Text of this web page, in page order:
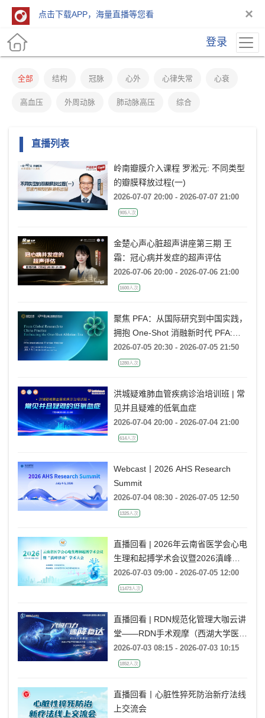
点击下载APP，海量直播等您看 ×
登录
全部 结构 冠脉 心外 心律失常 心衰
高血压 外周动脉 肺动脉高压 综合
直播列表
岭南瓣膜介入课程 罗淞元: 不同类型
的瓣膜释放过程(一)
2026-07-07 20:00 - 2026-07-07 21:00
905人次
金楚心声心脏超声讲座第三期 王
霜：冠心病并发症的超声评估
2026-07-06 20:00 - 2026-07-06 21:00
1600人次
聚焦 PFA：从国际研究到中国实践，
拥抱 One-Shot 消融新时代 PFA:
From Global Research to China
Practice, Embracing the One-Shot
题会
2026-07-05 20:30 - 2026-07-05 21:50
1280人次
洪城疑难肺血管疾病诊治培训班 | 常
见并且疑难的低氧血症
2026-07-04 20:00 - 2026-07-04 21:00
614人次
Webcast丨2026 AHS Research
Summit
2026-07-04 08:30 - 2026-07-05 12:50
1325人次
直播回看 | 2026年云南省医学会心电
生理和起搏学术会议暨2026滇峰律
动学术大会
2026-07-03 09:00 - 2026-07-05 12:00
11473人次
直播回看 | RDN规范化管理大咖云讲
堂——RDN手术观摩（西湖大学医学
院附属杭州市第一人民医院站）
2026-07-03 08:15 - 2026-07-03 10:15
1852人次
直播回看丨心脏性猝死防治新疗法线
上交流会